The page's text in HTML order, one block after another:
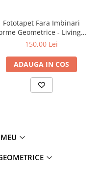
Fototapet Fara Imbinari
Geometrice - Living &
Dormitor
150,00 Lei
ADAUGA IN COS